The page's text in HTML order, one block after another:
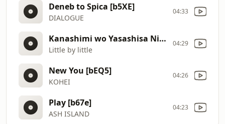
Deneb to Spica [b5XE]
DIALOGUE
04:33
Kanashimi wo Yasashisa Ni [aJ14]
Little by little
04:29
New You [bEQ5]
KOHEI
04:26
Play [b67e]
ASH ISLAND
04:23